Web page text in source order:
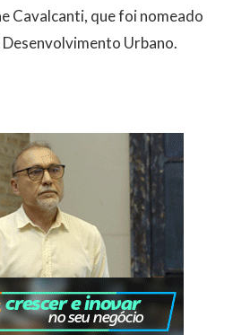
Cavalcanti, que foi nomeado
Urbano.